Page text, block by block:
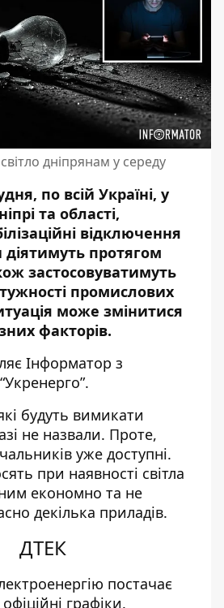
дніпрянам у середу
по всій Україні, у
та області,
відключення
діятимуть протягом
застосовуватимуть
промислових
може змінитися
факторів.
Інформатор з
Укренерго”.
будуть вимикати
не назвали. Проте,
уже доступні.
при наявності світла
економно та не
декілька приладів.
ДТЕК
постачає
офіційні графіки.